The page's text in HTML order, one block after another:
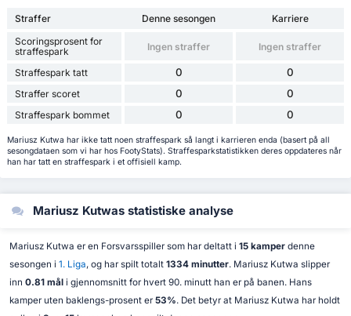
Straffer Denne sesongen
Karriere
Scoringsprosent for
straffespark
Ingen straffer Ingen straffer
Straffespark tatt 0 0
Straffer scoret 0 0
Straffespark bommet 0 0
Mariusz Kutwa har ikke tatt noen straffespark så langt i karrieren enda (basert på all
sesongdataen som vi har hos FootyStats). Straffesparkstatistikken deres oppdateres når
han har tatt en straffespark i et offisiell kamp.
Mariusz Kutwas statistiske analyse
Mariusz Kutwa er en Forsvarsspiller som har deltatt i 15 kamperdenne
sesongen i 1. Liga, og har spilt totalt 1334 minutter. Mariusz Kutwa slipper
inn 0.81 måli gjennomsnitt for hvert 90. minutt han er på banen. Hans
kamper uten baklengs-prosent er 53%. Det betyr at Mariusz Kutwa har holdt